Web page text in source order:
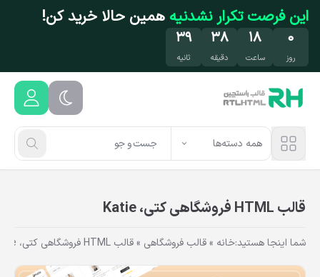
رفتن به محتوای اصلی
این فرصت تکرار نشدنیه همین حالا خرید کن!
۰
روز
۱۸
ساعت
۳۸
دقیقه
۳۹
ثانیه
همه دسته‌ها
قالب HTML فروشگاهی کتی، Katie
شما اینجا هستید:خانه »قالب فروشگاهی »قالب HTML فروشگاهی کتی، Katie